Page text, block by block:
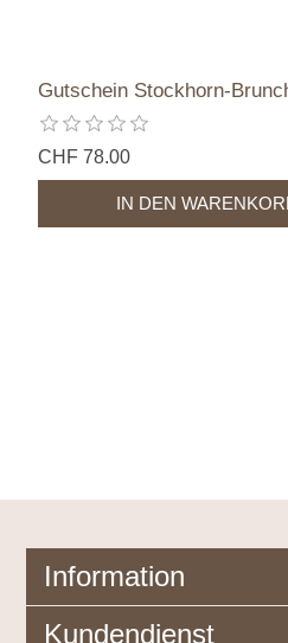
Gutschein Stockhorn-
CHF 78.00
Information
Kundendienst